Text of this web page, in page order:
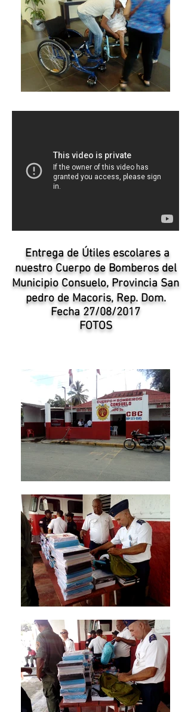
Entrega de Útiles escolares a
nuestro Cuerpo de Bomberos del
Municipio Consuelo, Provincia San
pedro de Macoris, Rep. Dom.
Fecha 27/08/2017
FOTOS